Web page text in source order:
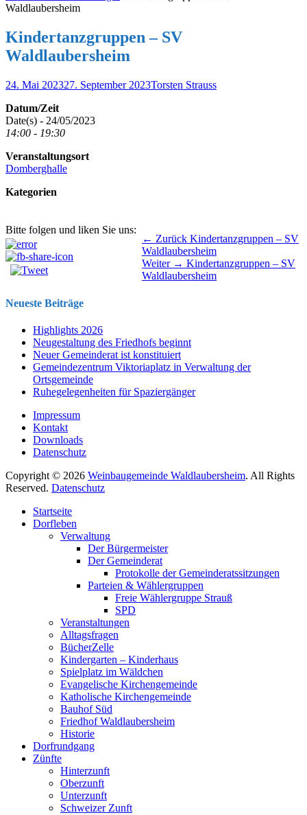
Waldlaubersheim
Kindertanzgruppen – SV
Waldlaubersheim
Veröffentlicht
24. Mai 202327. September 2023Autor
Torsten Strauss
Datum/Zeit
Date(s) - 24/05/2023
14:00 - 19:30
Veranstaltungsort
Domberghalle
Kategorien
Bitte folgen und liken Sie uns:
Beitragsnavigation ← Zurück Vorhergehender
Beitrag:
Kindertanzgruppen – SV
Waldlaubersheim
Weiter → Nächster
Beitrag:
Kindertanzgruppen – SV
Waldlaubersheim
Neueste Beiträge
Highlights 2026
Neugestaltung des Friedhofs beginnt
Neuer Gemeinderat ist konstituiert
Gemeindezentrum Viktoriaplatz in Verwaltung der
Ortsgemeinde
Ruhegelegenheiten für Spaziergänger
Impressum
Kontakt
Downloads
Datenschutz
Copyright © 2026 Weinbaugemeinde Waldlaubersheim. All Rights
Reserved. Datenschutz
oben
scrollen
Startseite
Dorfleben
Verwaltung
Der Bürgermeister
Der Gemeinderat
Protokolle der Gemeinderatssitzungen
Parteien & Wählergruppen
Freie Wählergruppe Strauß
SPD
Veranstaltungen
Alltagsfragen
BücherZelle
Kindergarten – Kinderhaus
Spielplatz im Wäldchen
Evangelische Kirchengemeinde
Katholische Kirchengemeinde
Bauhof Süd
Friedhof Waldlaubersheim
Historie
Dorfrundgang
Zünfte
Hinterzunft
Oberzunft
Unterzunft
Schweizer Zunft